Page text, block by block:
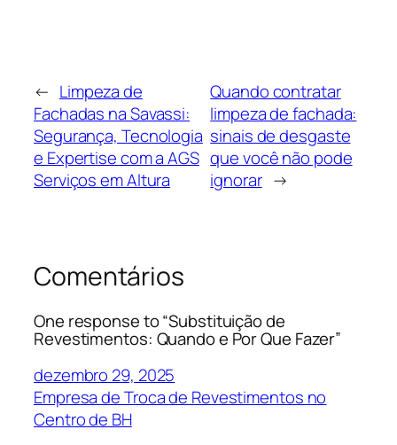
← Limpeza de
Fachadas na Savassi:
Segurança, Tecnologia
e Expertise com a AGS
Serviços em Altura
Quando contratar
limpeza de fachada:
sinais de desgaste
que você não pode
ignorar →
Comentários
One response to “Substituição de
Revestimentos: Quando e Por Que Fazer”
dezembro 29, 2025
Empresa de Troca de Revestimentos no
Centro de BH